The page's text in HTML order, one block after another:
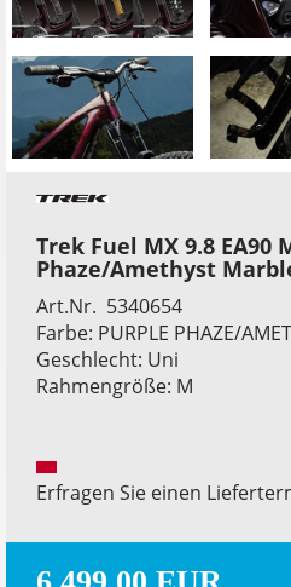
Trek Fuel MX 9.8 EA90
Phaze/Amethyst
Art.Nr. 5340654
Farbe: PURPLE PHAZE/
Geschlecht: Uni
Rahmengröße: M
Erfragen Sie einen